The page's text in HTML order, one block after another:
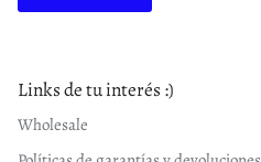
Links de tu interés :)
Wholesale